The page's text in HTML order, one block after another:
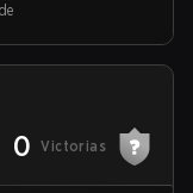
0 Victorias